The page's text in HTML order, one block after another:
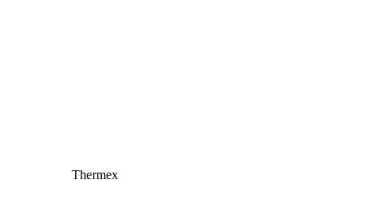
Thermex